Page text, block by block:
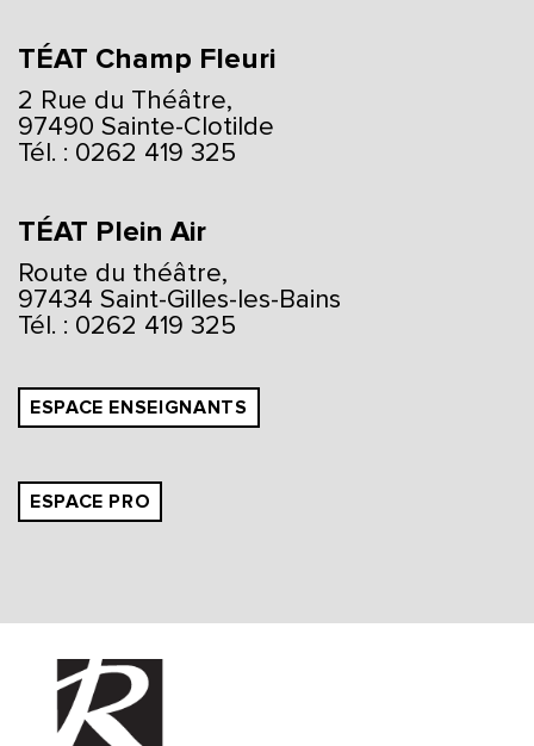
TÉAT Champ Fleuri
2 Rue du Théâtre,
97490 Sainte-Clotilde
Tél. : 0262 419 325
TÉAT Plein Air
Route du théâtre,
97434 Saint-Gilles-les-Bains
Tél. : 0262 419 325
ESPACE ENSEIGNANTS
ESPACE PRO